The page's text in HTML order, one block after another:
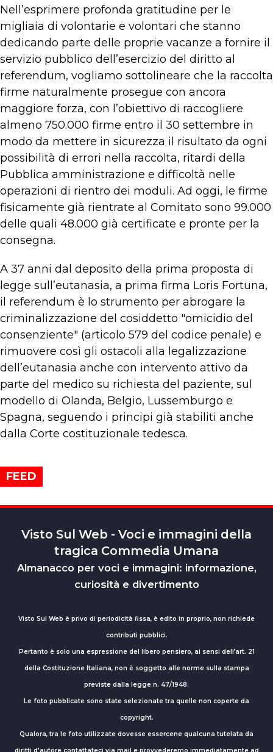
Nell’esprimere profonda gratitudine per le
migliaia di volontarie e volontari che stanno
dedicando parte delle proprie vacanze a fornire il
servizio pubblico dell’esercizio del diritto al
referendum, vogliamo sottolineare che la raccolta
firme naturalmente prosegue con ancora
maggiore forza, con l’obiettivo di raccogliere
almeno 750.000 firme entro il 30 settembre in
modo da mettere in sicurezza il risultato da ogni
possibilità di errori nella raccolta, ritardi della
Pubblica amministrazione e difficoltà nelle
operazioni di rientro dei moduli. Ad oggi, le firme
fisicamente già rientrate al Comitato sono 99.000
delle quali 48.000 già certificate e pronte per la
consegna.
A 37 anni dal deposito della prima proposta di
legge sull’eutanasia, a prima firma Loris Fortuna,
il referendum è lo strumento per abrogare la
criminalizzazione del cosiddetto "omicidio del
consenziente" (articolo 579 del codice penale) e
rimuovere così gli ostacoli alla legalizzazione
dell’eutanasia anche con intervento attivo da
parte del medico su richiesta del paziente, sul
modello di Olanda, Belgio, Lussemburgo e
Spagna, seguendo i principi già stabiliti anche
dalla Corte costituzionale tedesca.
FEED
Visto Sul Web - Voci e immagini della
tragica Commedia Umana
Almanacco per voci e immagini: informazione,
curiosità e divertimento
Visto Sul Web è privo di periodicità fissa, è edito in proprio, non richiede
contributi pubblici.
Pertanto è solo una espressione del libero pensiero, ai sensi dell’art. 21
della Costituzione Italiana, non è soggetto alle norme sulla stampa
previste dalla legge n. 47/1948.
Le foto pubblicate sono state selezionate tra quelle non coperte da
copyright.
Qualora, tra le foto utilizzate dovesse essercene qualcuna tutelata da